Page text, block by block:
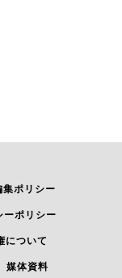
集ポリシー
ーポリシー
について
媒体資料